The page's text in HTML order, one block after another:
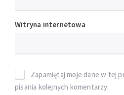
Witryna internetowa
Zapamiętaj moje dane w tej
pisania kolejnych komentarzy.